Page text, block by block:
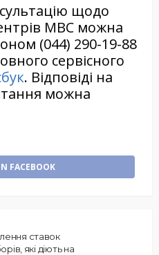
щодо
МВС можна
(044) 290-19-88
сервісного
. Відповіді на
можна
FACEBOOK
ставок
які діють на